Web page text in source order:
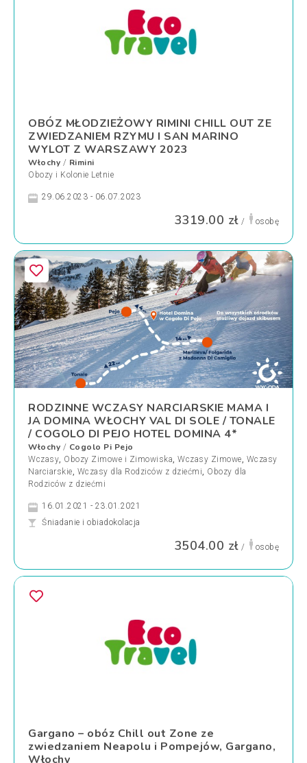
OBÓZ MŁODZIEŻOWY RIMINI CHILL OUT ZE
ZWIEDZANIEM RZYMU I SAN MARINO
WYLOT Z WARSZAWY 2023
Włochy / Rimini
Obozy i Kolonie Letnie
29.06.2023 - 06.07.2023
3319.00 zł / osobę
RODZINNE WCZASY NARCIARSKIE MAMA I
JA DOMINA WŁOCHY VAL DI SOLE / TONALE
/ COGOLO DI PEJO HOTEL DOMINA 4*
Włochy / Cogolo Pi Pejo
Wczasy, Obozy Zimowe i Zimowiska, Wczasy Zimowe, Wczasy
Narciarskie, Wczasy dla Rodziców z dziećmi, Obozy dla
Rodziców z dziećmi
16.01.2021 - 23.01.2021
Śniadanie i obiadokolacja
3504.00 zł / osobę
Gargano – obóz Chill out Zone ze
zwiedzaniem Neapolu i Pompejów, Gargano,
Włochy